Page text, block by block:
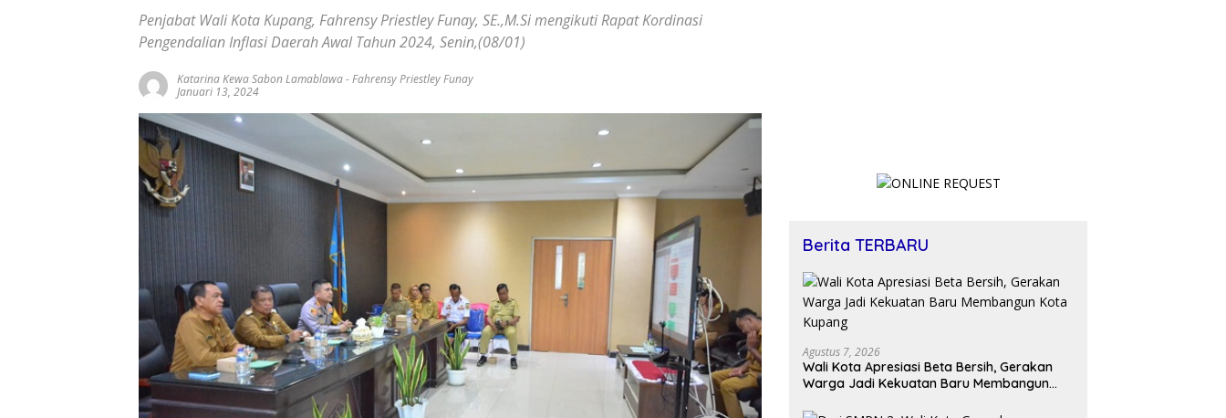
Penjabat Wali Kota Kupang, Fahrensy Priestley Funay, SE.,M.Si mengikuti Rapat Kordinasi
Pengendalian Inflasi Daerah Awal Tahun 2024, Senin,(08/01)
Katarina Kewa Sabon Lamablawa-Fahrensy Priestley Funay
Januari 13, 2024
Berita TERBARU
Agustus 7, 2026
Wali Kota Apresiasi Beta Bersih, Gerakan
Warga Jadi Kekuatan Baru Membangun